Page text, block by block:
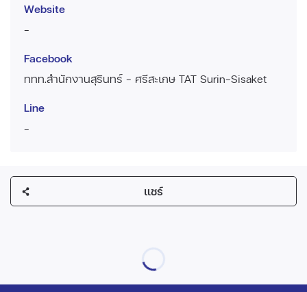
Website
-
Facebook
ททท.สำนักงานสุรินทร์ - ศรีสะเกษ TAT Surin-Sisaket
Line
-
แชร์